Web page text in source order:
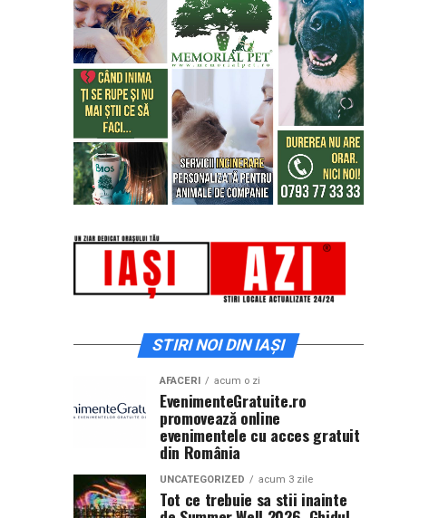
STIRI NOI DIN IAȘI
AFACERI acum o zi
EvenimenteGratuite.ro
promovează online
evenimentele cu acces gratuit
din România
UNCATEGORIZED acum 3 zile
Tot ce trebuie sa stii inainte